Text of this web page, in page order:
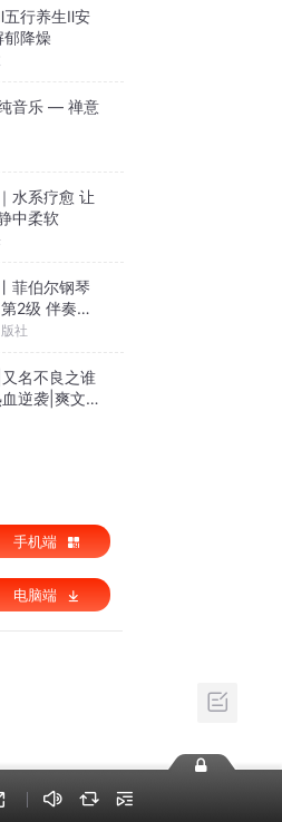
五行养生Ⅱ安
郁降燥
音乐 — 禅意
水系疗愈 让
中柔软
菲伯尔钢琴
2级 伴奏音
社
名不良之谁
逆袭|爽文爆
手机端
电脑端